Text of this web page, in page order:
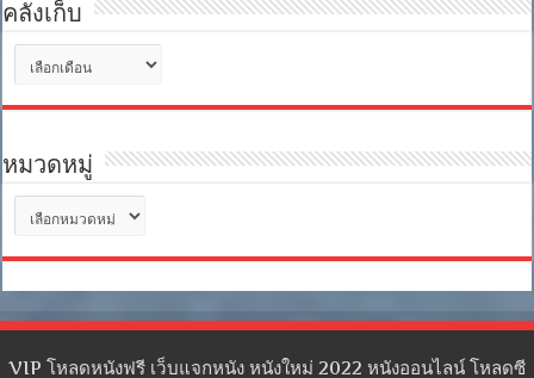
คลังเก็บ
เก็บ
หมวดหมู่
หมู่
VIP โหลดหนังฟรี เว็บแจกหนัง หนังใหม่ 2022 หนังออนไลน์ โหลดซี